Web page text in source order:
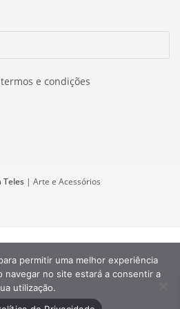
e condições
Teles| Arte e Acessórios
permitir uma melhor experiência
navegar no site estará a consentir a
utilização.